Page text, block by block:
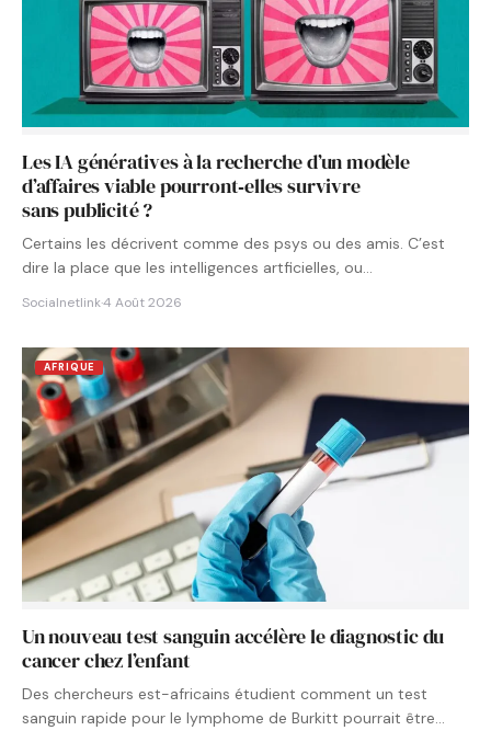
Les IA génératives à la recherche d’un modèle
d’affaires viable pourront‑elles survivre
sans publicité ?
Certains les décrivent comme des psys ou des amis. C’est
dire la place que les intelligences artficielles, ou…
Socialnetlink·4 Août 2026
AFRIQUE
Un nouveau test sanguin accélère le diagnostic du
cancer chez l’enfant
Des chercheurs est-africains étudient comment un test
sanguin rapide pour le lymphome de Burkitt pourrait être